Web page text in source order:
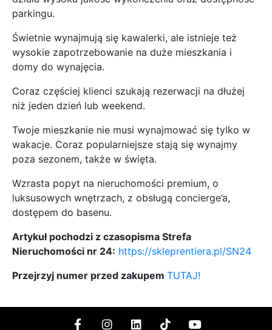
parkingu.
Świetnie wynajmują się kawalerki, ale istnieje też
wysokie zapotrzebowanie na duże mieszkania i
domy do wynajęcia.
Coraz częściej klienci szukają rezerwacji na dłużej
niż jeden dzień lub weekend.
Twoje mieszkanie nie musi wynajmować się tylko w
wakacje. Coraz popularniejsze stają się wynajmy
poza sezonem, także w święta.
Wzrasta popyt na nieruchomości premium, o
luksusowych wnętrzach, z obsługą concierge’a,
dostępem do basenu.
Artykuł pochodzi z czasopisma Strefa
Nieruchomości nr 24: https://skleprentiera.pl/SN24
Przejrzyj numer przed zakupem TUTAJ!